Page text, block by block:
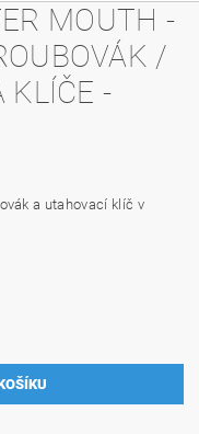
MOUTH -
/
KLÍČE -
a utahovací klíč v